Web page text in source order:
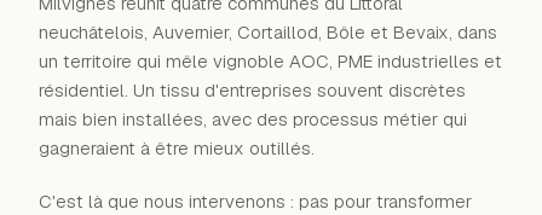
→
neuchâtelois, Auvernier, Cortaillod, Bôle et Bevaix, dans
un territoire qui mêle vignoble AOC, PME industrielles et
résidentiel. Un tissu d'entreprises souvent discrètes
mais bien installées, avec des processus métier qui
gagneraient à être mieux outillés.
C'est là que nous intervenons : pas pour transformer